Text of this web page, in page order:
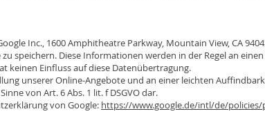
Inc., 1600 Amphitheatre Parkway, Mountain View, CA
speichern. Diese Informationen werden in der Regel an
keinen Einfluss auf diese Datenübertragung.
unserer Online-Angebote und an einer leichten
von Art. 6 Abs. 1 lit. f DSGVO dar.
von Google: https://www.google.de/intl/de/policies/